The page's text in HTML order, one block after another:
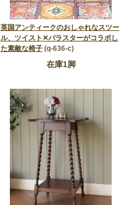
英国アンティークのおしゃれなスツー
ル、ツイスト✕バラスターがコラボし
た素敵な椅子 (q-636-c)
在庫1脚